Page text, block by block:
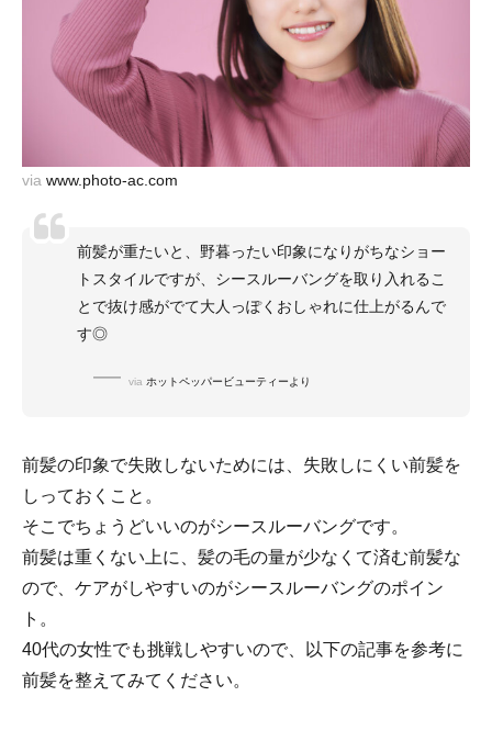
via www.photo-ac.com
前髪が重たいと、野暮ったい印象になりがちなショー
トスタイルですが、シースルーバングを取り入れるこ
とで抜け感がでて大人っぽくおしゃれに仕上がるんで
す◎
via ホットペッパービューティーより
前髪の印象で失敗しないためには、失敗しにくい前髪を
しっておくこと。
そこでちょうどいいのがシースルーバングです。
前髪は重くない上に、髪の毛の量が少なくて済む前髪な
ので、ケアがしやすいのがシースルーバングのポイン
ト。
40代の女性でも挑戦しやすいので、以下の記事を参考に
前髪を整えてみてください。